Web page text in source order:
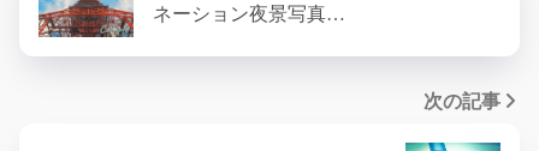
ネーション夜景写真…
次の記事